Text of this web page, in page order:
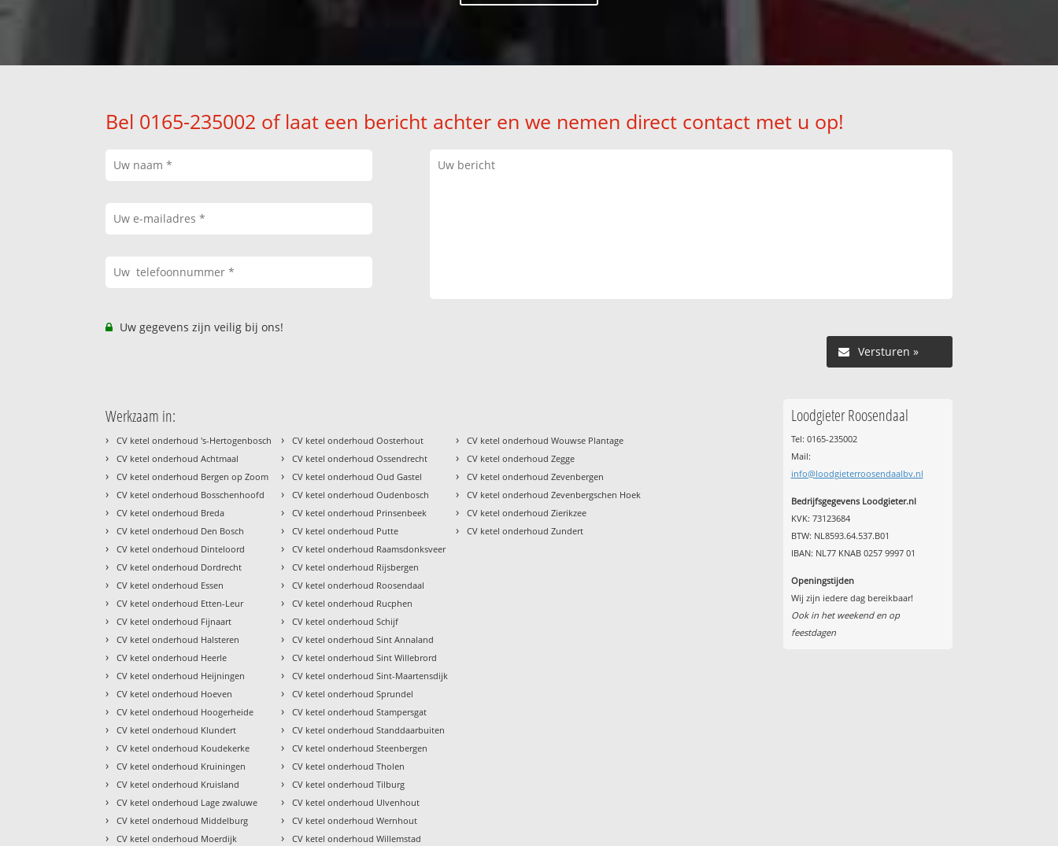
Bel 0165-235002 of laat een bericht achter en we nemen direct contact met u op!
Uw gegevens zijn veilig bij ons!
Versturen »
Werkzaam in:
› CV ketel onderhoud 's-Hertogenbosch
› CV ketel onderhoud Achtmaal
› CV ketel onderhoud Bergen op Zoom
› CV ketel onderhoud Bosschenhoofd
› CV ketel onderhoud Breda
› CV ketel onderhoud Den Bosch
› CV ketel onderhoud Dinteloord
› CV ketel onderhoud Dordrecht
› CV ketel onderhoud Essen
› CV ketel onderhoud Etten-Leur
› CV ketel onderhoud Fijnaart
› CV ketel onderhoud Halsteren
› CV ketel onderhoud Heerle
› CV ketel onderhoud Heijningen
› CV ketel onderhoud Hoeven
› CV ketel onderhoud Hoogerheide
› CV ketel onderhoud Klundert
› CV ketel onderhoud Koudekerke
› CV ketel onderhoud Kruiningen
› CV ketel onderhoud Kruisland
› CV ketel onderhoud Lage zwaluwe
› CV ketel onderhoud Middelburg
› CV ketel onderhoud Moerdijk
› CV ketel onderhoud Oosterhout
› CV ketel onderhoud Ossendrecht
› CV ketel onderhoud Oud Gastel
› CV ketel onderhoud Oudenbosch
› CV ketel onderhoud Prinsenbeek
› CV ketel onderhoud Putte
› CV ketel onderhoud Raamsdonksveer
› CV ketel onderhoud Rijsbergen
› CV ketel onderhoud Roosendaal
› CV ketel onderhoud Rucphen
› CV ketel onderhoud Schijf
› CV ketel onderhoud Sint Annaland
› CV ketel onderhoud Sint Willebrord
› CV ketel onderhoud Sint-Maartensdijk
› CV ketel onderhoud Sprundel
› CV ketel onderhoud Stampersgat
› CV ketel onderhoud Standdaarbuiten
› CV ketel onderhoud Steenbergen
› CV ketel onderhoud Tholen
› CV ketel onderhoud Tilburg
› CV ketel onderhoud Ulvenhout
› CV ketel onderhoud Wernhout
› CV ketel onderhoud Willemstad
› CV ketel onderhoud Wouwse Plantage
› CV ketel onderhoud Zegge
› CV ketel onderhoud Zevenbergen
› CV ketel onderhoud Zevenbergschen Hoek
› CV ketel onderhoud Zierikzee
› CV ketel onderhoud Zundert
Loodgieter Roosendaal
Tel: 0165-235002
Mail:
info@loodgieterroosendaalbv.nl
Bedrijfsgegevens Loodgieter.nl
KVK: 73123684
BTW: NL8593.64.537.B01
IBAN: NL77 KNAB 0257 9997 01
Openingstijden
Wij zijn iedere dag bereikbaar!
Ook in het weekend en op
feestdagen